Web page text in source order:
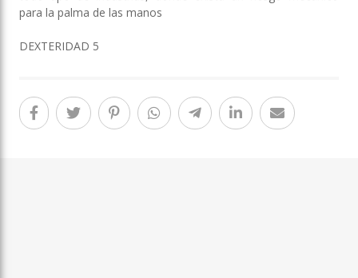
para la palma de las manos
DEXTERIDAD 5